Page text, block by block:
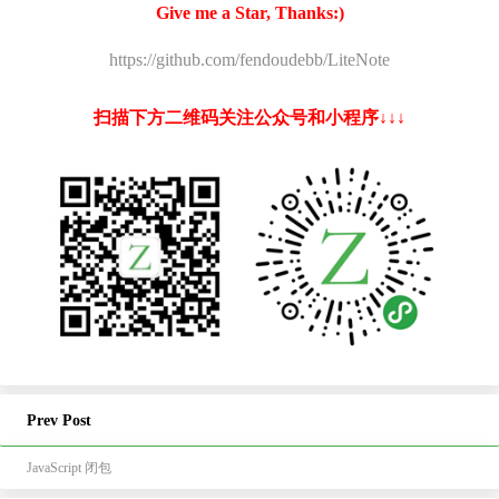
Give me a Star, Thanks:)
https://github.com/fendoudebb/LiteNote
扫描下方二维码关注公众号和小程序↓↓↓
Prev Post
JavaScript 闭包